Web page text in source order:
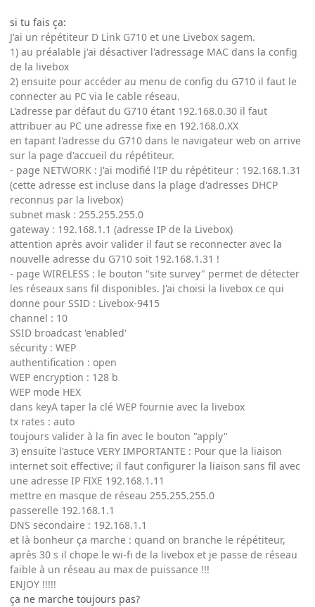
si tu fais ça:
J'ai un répétiteur D Link G710 et une Livebox sagem.
1) au préalable j'ai désactiver l'adressage MAC dans la config
de la livebox
2) ensuite pour accéder au menu de config du G710 il faut le
connecter au PC via le cable réseau.
L'adresse par défaut du G710 étant 192.168.0.30 il faut
attribuer au PC une adresse fixe en 192.168.0.XX
en tapant l'adresse du G710 dans le navigateur web on arrive
sur la page d'accueil du répétiteur.
- page NETWORK : J'ai modifié l'IP du répétiteur : 192.168.1.31
(cette adresse est incluse dans la plage d'adresses DHCP
reconnus par la livebox)
subnet mask : 255.255.255.0
gateway : 192.168.1.1 (adresse IP de la Livebox)
attention après avoir valider il faut se reconnecter avec la
nouvelle adresse du G710 soit 192.168.1.31 !
- page WIRELESS : le bouton "site survey" permet de détecter
les réseaux sans fil disponibles. J'ai choisi la livebox ce qui
donne pour SSID : Livebox-9415
channel : 10
SSID broadcast 'enabled'
sécurity : WEP
authentification : open
WEP encryption : 128 b
WEP mode HEX
dans keyA taper la clé WEP fournie avec la livebox
tx rates : auto
toujours valider à la fin avec le bouton "apply"
3) ensuite l'astuce VERY IMPORTANTE : Pour que la liaison
internet soit effective; il faut configurer la liaison sans fil avec
une adresse IP FIXE 192.168.1.11
mettre en masque de réseau 255.255.255.0
passerelle 192.168.1.1
DNS secondaire : 192.168.1.1
et là bonheur ça marche : quand on branche le répétiteur,
après 30 s il chope le wi-fi de la livebox et je passe de réseau
faible à un réseau au max de puissance !!!
ENJOY !!!!!
ça ne marche toujours pas?